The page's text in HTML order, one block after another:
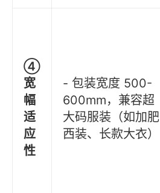
④
宽
幅
适
应
性
- 包装宽度 500-
600mm，兼容超
大码服装（如加肥
西装、长款大衣）